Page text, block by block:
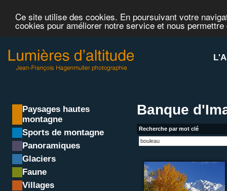
Ce site utilise des cookies. En poursuivant votre
cookies pour améliorer notre service et nous
Paysages hautes
montagne
Sports de montagne
Panoramiques
Glaciers
Faune
Villages
Banque
Recherche par mot clé